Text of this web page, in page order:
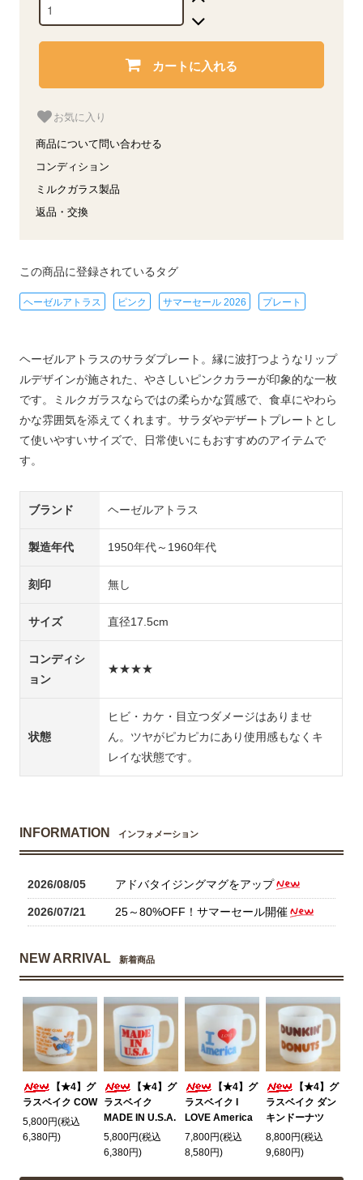
カートに入れる
お気に入り
商品について問い合わせる
コンディション
ミルクガラス製品
返品・交換
この商品に登録されているタグ
ヘーゼルアトラス ピンク サマーセール 2026 プレート
ヘーゼルアトラスのサラダプレート。縁に波打つようなリップ
ルデザインが施された、やさしいピンクカラーが印象的な一枚
です。ミルクガラスならではの柔らかな質感で、食卓にやわら
かな雰囲気を添えてくれます。サラダやデザートプレートとし
て使いやすいサイズで、日常使いにもおすすめのアイテムで
す。
ブランド ヘーゼルアトラス
製造年代 1950年代～1960年代
刻印 無し
サイズ 直径17.5cm
コンディシ
ョン
★★★★
状態
ヒビ・カケ・目立つダメージはありませ
ん。ツヤがピカピカにあり使用感もなくキ
レイな状態です。
INFORMATION インフォメーション
2026/08/05 アドバタイジングマグをアップ
2026/07/21 25～80%OFF！サマーセール開催
NEW ARRIVAL 新着商品
【★4】グ
ラスベイク COW
5,800円(税込
6,380円)
【★4】グ
ラスベイク
MADE IN U.S.A.
5,800円(税込
6,380円)
【★4】グ
ラスベイク I
LOVE America
7,800円(税込
8,580円)
【★4】グ
ラスベイク ダン
キンドーナツ
8,800円(税込
9,680円)